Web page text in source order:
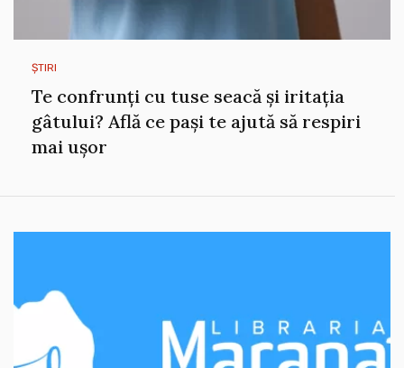
ȘTIRI
Te confrunți cu tuse seacă și iritația
gâtului? Află ce pași te ajută să respiri
mai ușor